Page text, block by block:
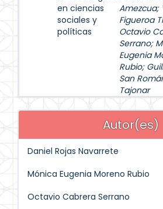
en ciencias
sociales y
políticas
Amezcua;
Figueroa
Octavio
Serrano;
Eugenia
Rubio;
San
Tajonar
Autor(es)
Daniel Rojas Navarrete
Mónica Eugenia Moreno Rubio
Octavio Cabrera Serrano